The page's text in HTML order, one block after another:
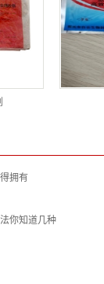
拥有
你知道几种